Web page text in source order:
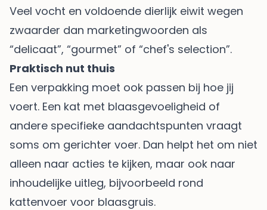
Veel vocht en voldoende dierlijk eiwit wegen
zwaarder dan marketingwoorden als
“delicaat”, “gourmet” of “chef's selection”.
Praktisch nut thuis
Een verpakking moet ook passen bij hoe jij
voert. Een kat met blaasgevoeligheid of
andere specifieke aandachtspunten vraagt
soms om gerichter voer. Dan helpt het om niet
alleen naar acties te kijken, maar ook naar
inhoudelijke uitleg, bijvoorbeeld rond
kattenvoer voor blaasgruis.